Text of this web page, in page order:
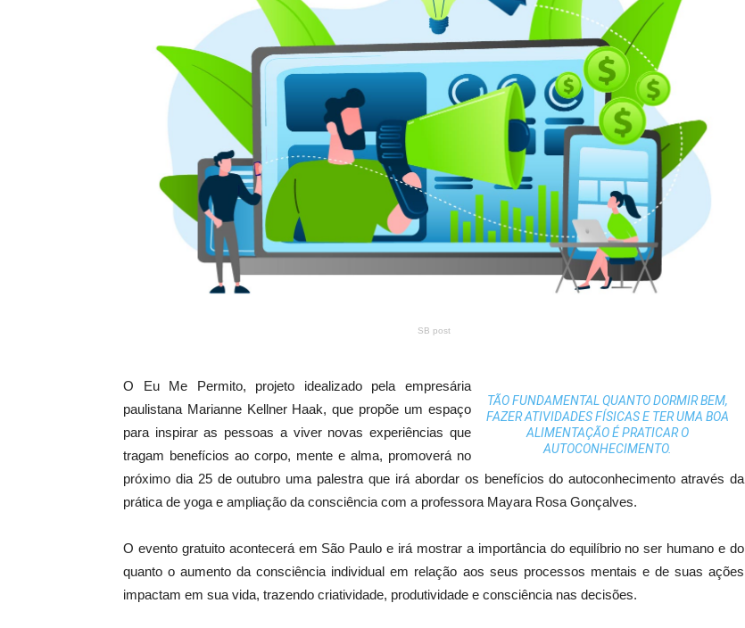
SB post
TÃO FUNDAMENTAL QUANTO DORMIR BEM,
FAZER ATIVIDADES FÍSICAS E TER UMA BOA
ALIMENTAÇÃO É PRATICAR O
AUTOCONHECIMENTO.
O Eu Me Permito, projeto idealizado pela empresária
paulistana Marianne Kellner Haak, que propõe um espaço
para inspirar as pessoas a viver novas experiências que
tragam benefícios ao corpo, mente e alma, promoverá no
próximo dia 25 de outubro uma palestra que irá abordar os benefícios do autoconhecimento através da
prática de yoga e ampliação da consciência com a professora Mayara Rosa Gonçalves.
O evento gratuito acontecerá em São Paulo e irá mostrar a importância do equilíbrio no ser humano e do
quanto o aumento da consciência individual em relação aos seus processos mentais e de suas ações
impactam em sua vida, trazendo criatividade, produtividade e consciência nas decisões.